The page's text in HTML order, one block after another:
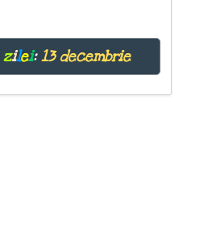
zilei: 13 decembrie